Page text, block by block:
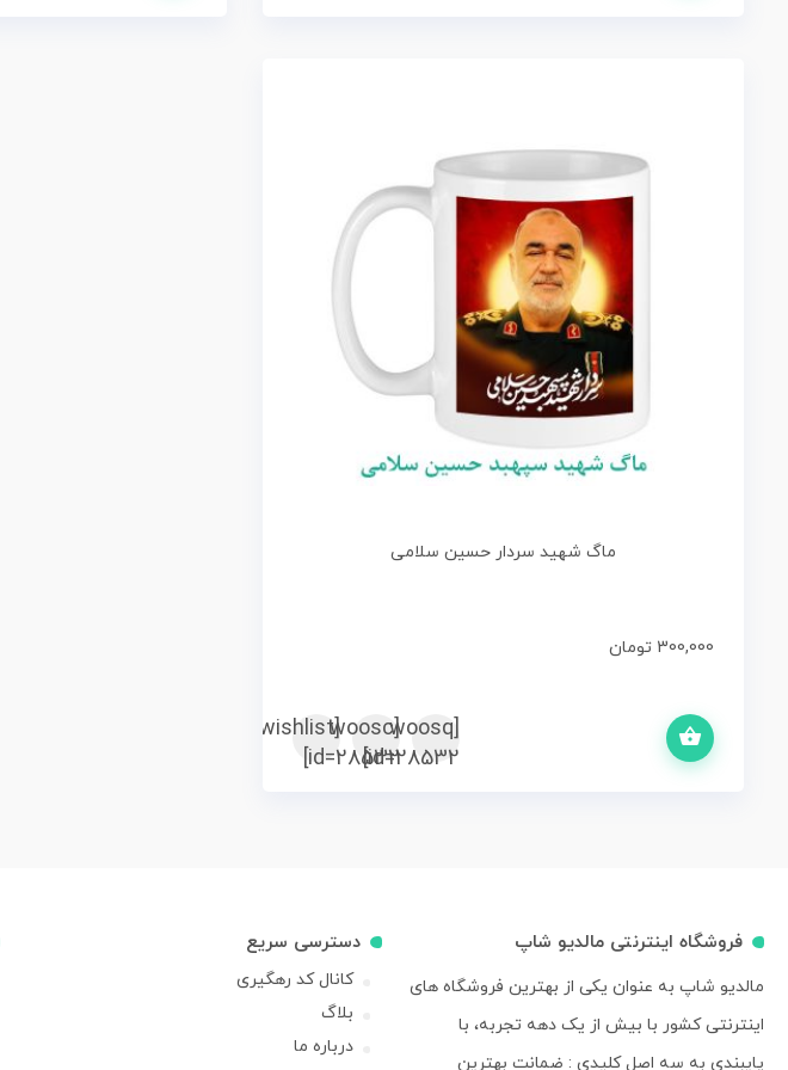
ماگ شهید سردار حسین سلامی
300,000 تومان
[yith_wcwl_add_to_wishlist]
[woosc
id=28532]
[woosq
id=28532]
فروشگاه اینترنتی مالدیو شاپ
مالدیو شاپ به عنوان یکی از بهترین فروشگاه های
اینترنتی کشور با بیش از یک دهه تجربه، با
پایبندی به سه اصل کلیدی : ضمانت بهترین
دسترسی سریع
کانال کد رهگیری
بلاگ
درباره ما